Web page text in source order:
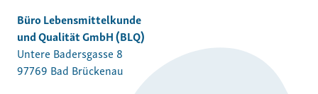
Büro Lebensmittelkunde
und Qualität GmbH (BLQ)
Untere Badersgasse 8
97769 Bad Brückenau